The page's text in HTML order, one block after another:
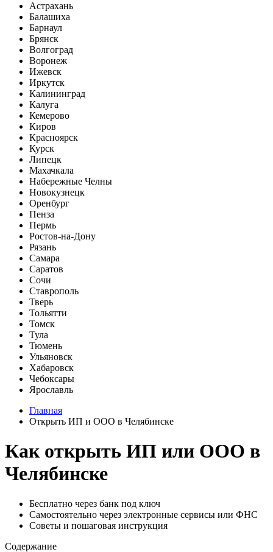
Астрахань
Балашиха
Барнаул
Брянск
Волгоград
Воронеж
Ижевск
Иркутск
Калининград
Калуга
Кемерово
Киров
Красноярск
Курск
Липецк
Махачкала
Набережные Челны
Новокузнецк
Оренбург
Пенза
Пермь
Ростов-на-Дону
Рязань
Самара
Саратов
Сочи
Ставрополь
Тверь
Тольятти
Томск
Тула
Тюмень
Ульяновск
Хабаровск
Чебоксары
Ярославль
Главная
Открыть ИП и ООО в Челябинске
Как открыть ИП или ООО в
Челябинске
Бесплатно через банк под ключ
Самостоятельно через электронные сервисы или ФНС
Советы и пошаговая инструкция
Содержание